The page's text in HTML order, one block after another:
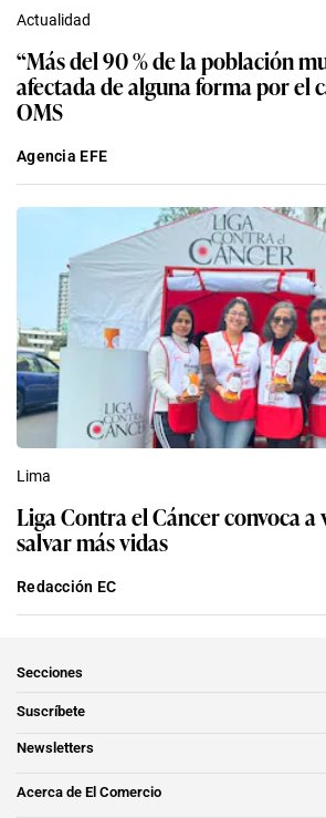
Actualidad
“Más del 90 % de la población
afectada de alguna forma por el
OMS
Agencia EFE
Lima
Liga Contra el Cáncer convoca
salvar más vidas
Redacción EC
Secciones
Suscríbete
Newsletters
Acerca de El Comercio